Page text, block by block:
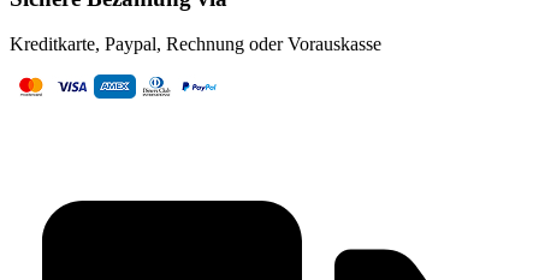
Kreditkarte, Paypal, Rechnung oder Vorauskasse